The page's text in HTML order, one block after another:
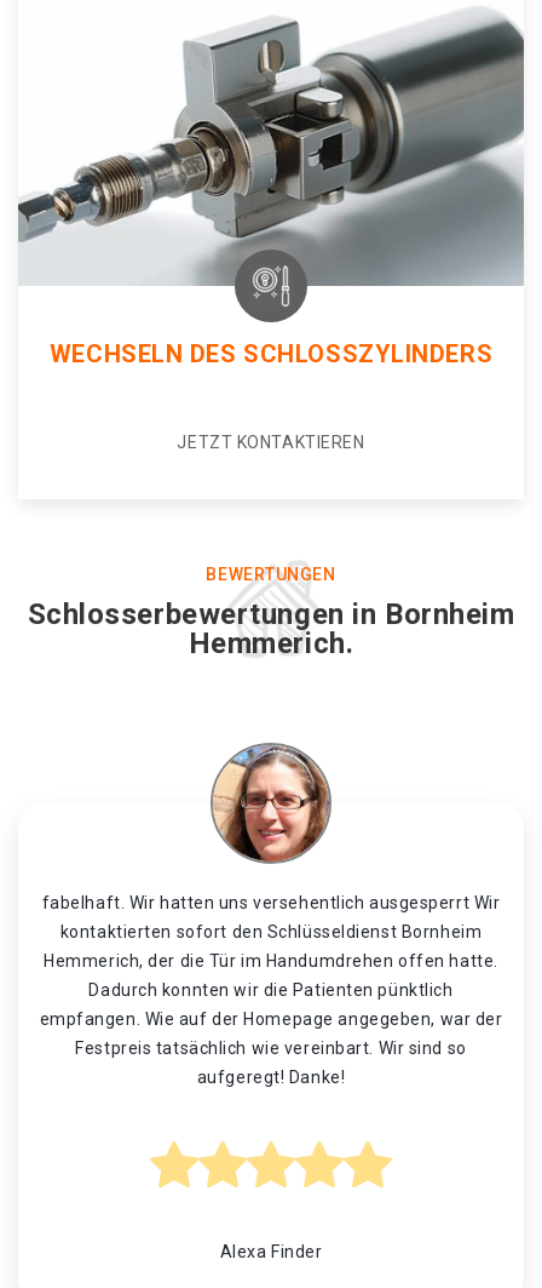
WECHSELN DES SCHLOSSZYLINDERS
JETZT KONTAKTIEREN
BEWERTUNGEN
Schlosserbewertungen in Bornheim
Hemmerich.
fabelhaft. Wir hatten uns versehentlich ausgesperrt Wir
kontaktierten sofort den Schlüsseldienst Bornheim
Hemmerich, der die Tür im Handumdrehen offen hatte.
Dadurch konnten wir die Patienten pünktlich
empfangen. Wie auf der Homepage angegeben, war der
Festpreis tatsächlich wie vereinbart. Wir sind so
aufgeregt! Danke!
Alexa Finder